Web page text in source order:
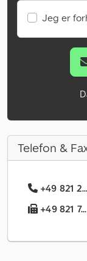
Jeg er
Telefon &
+49 821
+49 821